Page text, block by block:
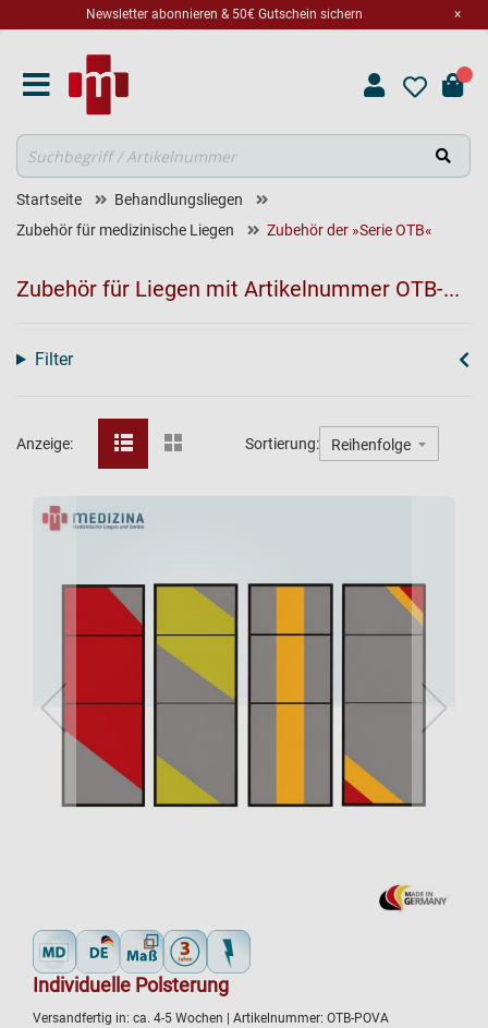
×
Newsletter abonnieren & 50€ Gutschein sichern
Suche
Startseite
Behandlungsliegen
Zubehör für medizinische Liegen
Zubehör der »Serie OTB«
Zubehör für Liegen mit Artikelnummer OTB-...
Filter
Anzeige: Sortierung:
Individuelle Polsterung
Versandfertig in: ca. 4-5 Wochen | Artikelnummer: OTB-POVA